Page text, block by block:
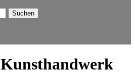
Kunsthandwerk